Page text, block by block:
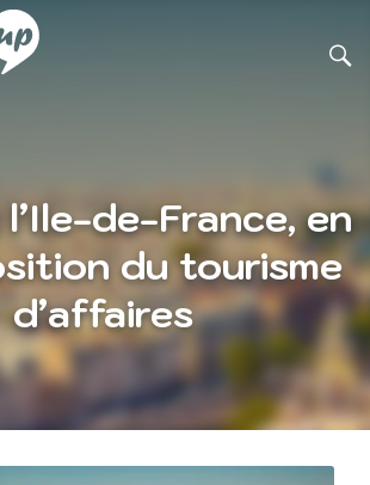
de-France, en
du tourisme
d’affaires